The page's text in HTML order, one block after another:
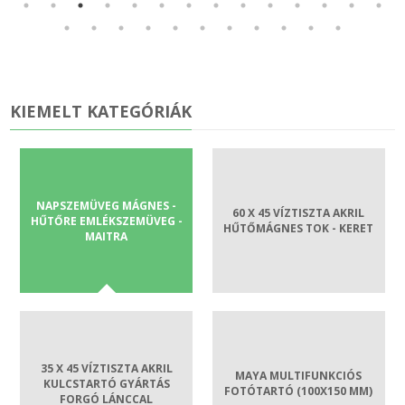
SZEMÉLY GÉPJÁRMŰ TÖMÍTÉS
MOTORKERÉKPÁR-GOKART-QUAD-CSÓNAKMOTOR TÖMÍTÉS
KOMPRESSZOR-SZIVATTYÚ TÖMÍTÉS
KIEMELT KATEGÓRIÁK
NAPSZEMÜVEG MÁGNES -
HŰTŐRE EMLÉKSZEMÜVEG -
MAITRA
60 X 45 VÍZTISZTA AKRIL
HŰTŐMÁGNES TOK - KERET
35 X 45 VÍZTISZTA AKRIL
KULCSTARTÓ GYÁRTÁS
FORGÓ LÁNCCAL
MAYA MULTIFUNKCIÓS
FOTÓTARTÓ (100X150 MM)